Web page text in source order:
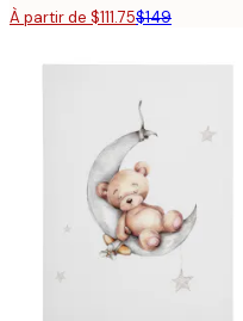
À partir de $111.75$149